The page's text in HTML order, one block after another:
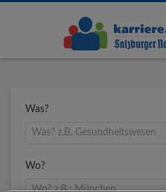
Was?
Wo?